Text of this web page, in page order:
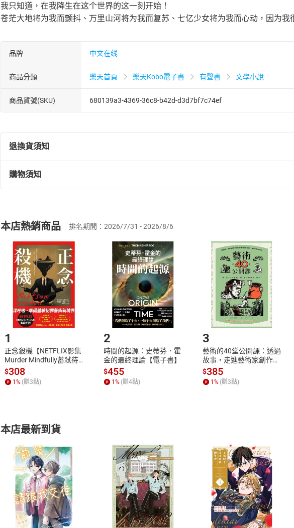
我只知道，在我降生在这个世界的这一刻开始！
苍茫大地将为我而颤抖、万里山河将为我而复苏、七亿少女将为我而心动，因为
品牌 中文在线
商品分類 樂天首頁 樂天Kobo電子書 有聲書 文學小說
商品貨號(SKU) 680139a3-4369-36c8-b42d-d3d7bf7c74ef
退換貨須知
退換貨規定：
(一)依消費者保護法第19條第1項後段暨通訊交易解除權合理例外情事適用
(二)消費者訂購本店鋪之商品即代表知悉本店鋪所銷售之商品為電子書，
且已下載/存取電子書，不得請求退貨退款。
退貨方式：您欲取消訂單或辦理退貨時，請登入樂天市場，並於「我的訂單
貨」，本店鋪將依您的申請進行審核，待審核通過後將為您辦理退款事宜。
請注意，樂天市場須以整筆訂單為單位進行取消/退貨，恕無法以單支商品取
購物須知
挑選商品
Choose
放入購物車
Shopping cart
登入帳號
Login
購書後，如何開始使用？
Step1.選擇閱讀載具 Step2.登入
付款方式
ATM轉帳、信用卡、LINE PAY、AFTEE
退換貨規範
本店是否提供消費者保護法七日猶
本店熱銷商品 排名期間：2026/7/31 - 2026/8/6
1
正念殺機【NETFLIX影集
Murder Mindfully蓄弒待
發】【電子書】
$308
1 % (賺3點)
2
時間的起源：史蒂芬．霍
金的最終理論【電子書】
$455
1 % (賺4點)
3
藝術的40堂公開課：透過
故事，走進藝術家創作現
場，看藝術如何誕生、如
何形塑人類生活【電子
書】
$385
1 % (賺3點)
本店最新到貨